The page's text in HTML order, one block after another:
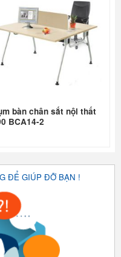
bàn chân sắt nội thất
BCA14-2
ĐỂ GIÚP ĐỠ BẠN !